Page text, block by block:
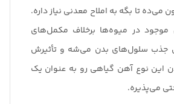
تا بگه به املاح معدنی نیاز داره.
موجود در میوه‌ها برخلاف مکمل‌های
جذب سلول‌های بدن می‌شه و تأثیرش
این نوع آهن گیاهی رو به عنوان یک
می‌پذیره.